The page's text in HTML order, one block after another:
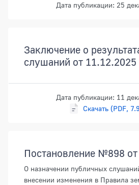
Дата публикации: 25
Заключение о
слушаний от
Дата публикации: 11
Скачать (PDF,
Постановление №898
О назначении публичных
внесении изменения в Правила